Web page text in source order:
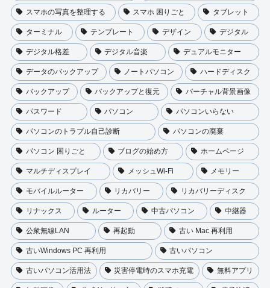
スマホの写真を整理する スマホ 困りごと タブレット
ターミナル テンプレート デザイン デジタル
デジタル格差 デジタル音楽 デュアルモニター
データのバックアップ ノートパソコン ハードディスク
バックアップ バックアップと復元 バーチャル背景画像
パスワード パソコン パソコンいらない
パソコンのトラプル自己診断 パソコンの廃棄
パソコン 困りごと ブログの始め方 ホームページ
マルチディスプレイ メッシュWi-Fi メモリー
モバイルルーター リカバリー リカバリーディスク
リナックス ルーター 中古パソコン 中継器
公衆無線LAN 再起動 古い Mac 再利用
古いWindows PC 再利用 古いパソコン
古いパソコン活用法 災害停電時のスマホ充電 無料アプリ